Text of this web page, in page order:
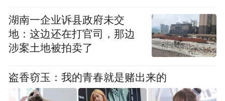
湖南一企业诉县政府未交
地：这边还在打官司，那边
涉案土地被拍卖了
盗香窃玉：我的青春就是赌出来的